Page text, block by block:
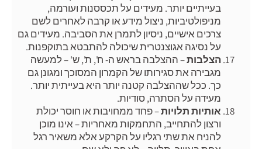
בעייתיים יותר. מעידים על תכססנות ועורמה,
מניפולטיביות, ניצול מידע או קרבה לאחרים לשם
צרכים אישיים, ניסיון לתמרן את הסביבה. מעידים גם
על נסיגה אגוצנטרית שיכולה להתבטא בתוקפנות.
הצלבות– ההצלבה בראש ה- ח', ת', ש' – למעשה
מגבירה את סגירותו של הקמרון המסוכך ומגונן גם
כך. ככל שההצלבה קטנה יותר היא בעייתית יותר.
מעידה על הסתרה, סודיות.
אותיות תלויות– פחד ממחויבות או חוסר יכולת
ורצון להתחייב, התחמקות מאחריות – אינו מוכן
להניח את שתי רגליו על הקרקע אלא משאיר רגל